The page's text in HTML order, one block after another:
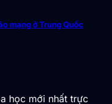
mạng ở Trung Quốc
học mới nhất trực